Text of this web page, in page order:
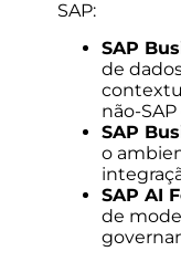
SAP:
SAP
de
não-
SAP
o
SAP AI
de